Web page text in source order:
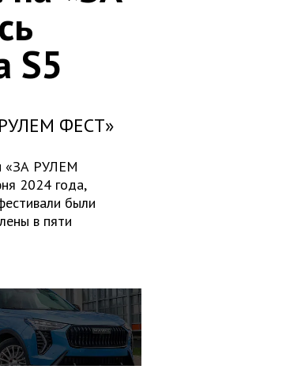
S5
РУЛЕМ ФЕСТ»
«ЗА РУЛЕМ
2024 года,
были
в пяти